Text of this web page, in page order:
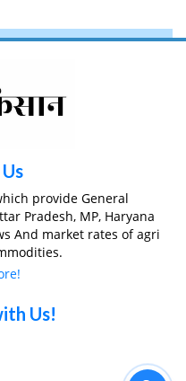
provide General
Pradesh, MP, Haryana
And market rates of agri
Us!